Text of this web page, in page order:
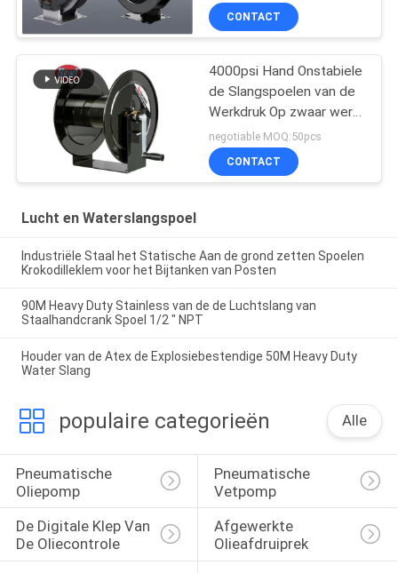
CONTACT
4000psi Hand Onstabiele
de Slangspoelen van de
Werkdruk Op zwaar werk
berekende Hand
negotiable MOQ:50pcs
CONTACT
Lucht en Waterslangspoel
Industriële Staal het Statische Aan de grond zetten Spoelen
Krokodilleklem voor het Bijtanken van Posten
90M Heavy Duty Stainless van de de Luchtslang van
Staalhandcrank Spoel 1/2 " NPT
Houder van de Atex de Explosiebestendige 50M Heavy Duty
Water Slang
populaire categorieën Alle
Pneumatische
Oliepomp
Pneumatische
Vetpomp
De Digitale Klep Van
De Oliecontrole
Afgewerkte
Olieafdruiprek